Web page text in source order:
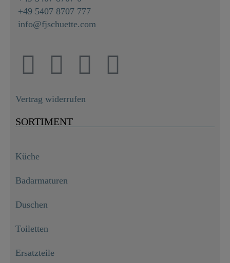
+49 5407 8707 777
info@fjschuette.com
Vertrag widerrufen
SORTIMENT
Küche
Badarmaturen
Duschen
Toiletten
Ersatzteile